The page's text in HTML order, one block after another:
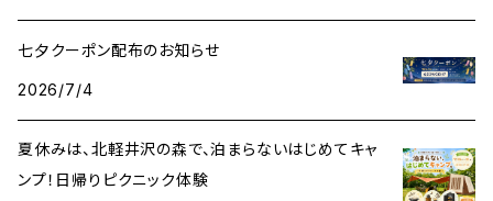
七夕クーポン配布のお知らせ
2026/7/4
夏休みは、北軽井沢の森で、泊まらないはじめてキャ
ンプ！日帰りピクニック体験